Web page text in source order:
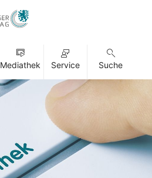
Mediathek Service Suche